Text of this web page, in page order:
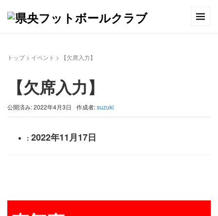
トップ> イベント > 【欠席入力】
【欠席入力】
公開済み: 2022年4月3日 作成者:suzuki
: 2022年11月17日